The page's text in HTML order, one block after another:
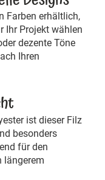
Farben erhältlich,
Ihr Projekt wählen
dezente Töne
Ihren
ist dieser Filz
besonders
für den
längerem